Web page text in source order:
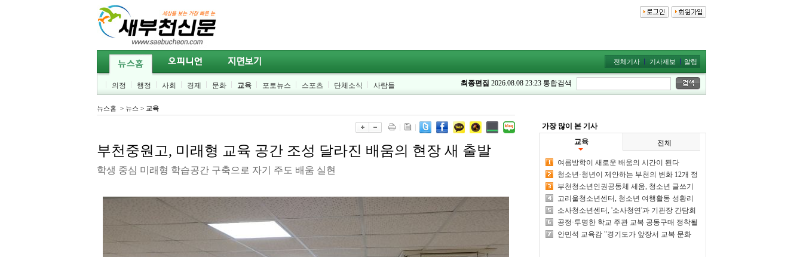
의정 행정 사회 경제 문화 교육 포토뉴스 스포츠 단체소식 사람들
전체기사 기사제보 알림
최종편집 2026.08.08 23:23 통합검색
뉴스홈 > 뉴스 > 교육
부천중원고, 미래형 교육 공간 조성 달라진 배움의 현장 새 출발
학생 중심 미래형 학습공간 구축으로 자기 주도 배움 실현
가장 많이 본 기사
교육
전체
여름방학이 새로운 배움의 시간이 된다
청소년·청년이 제안하는 부천의 변화 12개 정
책 아이디어 한자리에
부천청소년인권공동체 세움, 청소년 글쓰기
캠프 개최
고리울청소년센터, 청소년 여행활동 성황리
마무리
소사청소년센터, '소사청연'과 기관장 간담회
성료
공정·투명한 학교 주관 교복 공동구매 정착될
까
안민석 교육감 "경기도가 앞장서 교복 문화